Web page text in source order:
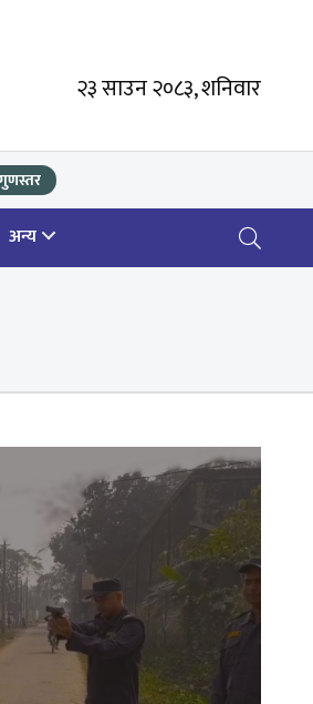
२३ साउन २०८३, शनिवार
अन्य